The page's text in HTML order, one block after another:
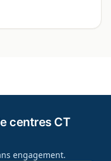
centres CT
engagement.